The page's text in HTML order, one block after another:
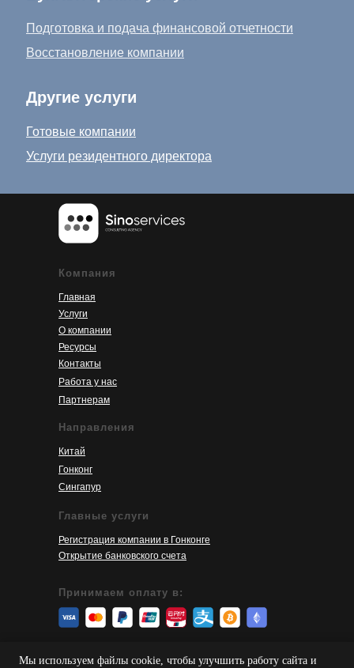
Подготовка и подача финансовой отчетности
Восстановление компании
Другие услуги
Готовые компании
Услуги резидентного директора
Компания
Главная
Направления
Китай
Главные услуги
Регистрация компании в Гонконге
Принимаем оплату в:
Контакты
Открытие банковского счета
Услуги
О компании
Ресурсы
Работа у нас
Партнерам
Гонконг
Сингапур
Мы используем файлы cookie, чтобы улучшить работу сайта и